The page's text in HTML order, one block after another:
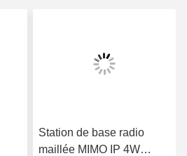
Station de base radio
maillée MIMO IP 4W